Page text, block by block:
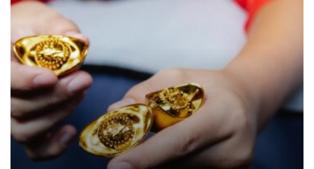
ตรวจสลาก ธอส. งวด 16/3/65